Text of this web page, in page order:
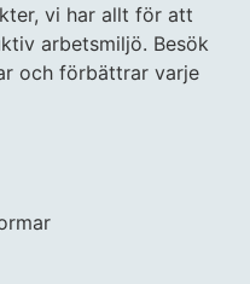
vi har allt för att
arbetsmiljö. Besök
och förbättrar varje